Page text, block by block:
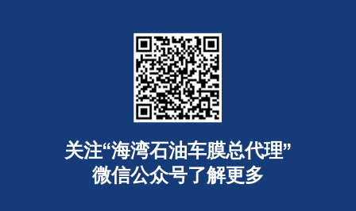
关注“海湾石油车膜总代理”
微信公众号了解更多